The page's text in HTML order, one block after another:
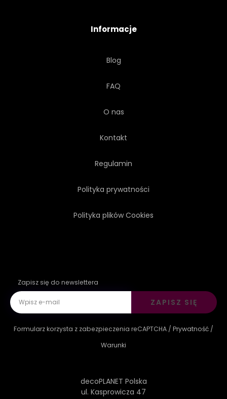
Informacje
Blog
FAQ
O nas
Kontakt
Regulamin
Polityka prywatności
Polityka plików Cookies
Zapisz się do newslettera
ZAPISZ SIĘ
Formularz korzysta z zabezpieczenia reCAPTCHA / Prywatność /
Warunki
decoPLANET Polska
ul. Kasprowicza 47